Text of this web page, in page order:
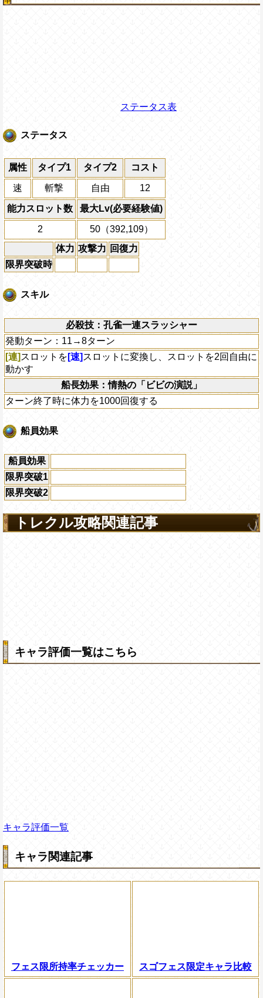
ステータス表
ステータス
属性 タイプ1 タイプ2 コスト
速 斬撃 自由 12
能力スロット数 最大Lv(必要経験値)
2
50（392,109）
体力 攻撃力 回復力
限界突破時
スキル
必殺技：孔雀一連スラッシャー
発動ターン：11→8ターン
[連] スロットを [速] スロットに変換し、スロットを2回自由に
動かす
船長効果：情熱の「ビビの演説」
ターン終了時に体力を1000回復する
船員効果
船員効果
限界突破1
限界突破2
トレクル攻略関連記事
キャラ評価一覧はこちら
キャラ評価一覧
キャラ関連記事
フェス限所持率チェッカー スゴフェス限定キャラ比較